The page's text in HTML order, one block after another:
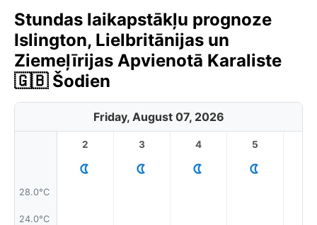
Stundas laikapstākļu prognoze
Islington, Lielbritānijas un
Ziemeļīrijas Apvienotā Karaliste
🇬🇧 Šodien
Friday, August 07, 2026
28.0°C
24.0°C
2 3 4 5